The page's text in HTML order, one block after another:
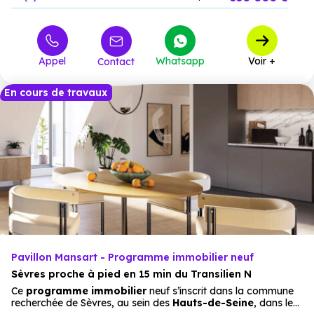
à partir de 680 000 €
à partir de 1 215 000 €
Appel Contact Whatsapp Voir +
En cours de travaux
Pavillon Mansart - Programme immobilier neuf
Sèvres proche à pied en 15 min du Transilien N
Ce programme immobilierneuf s’inscrit dans la commune
recherchée de Sèvres, au sein des Hauts-de-Seine, dans le